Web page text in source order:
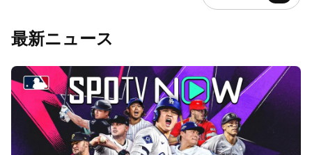
最新ニュース